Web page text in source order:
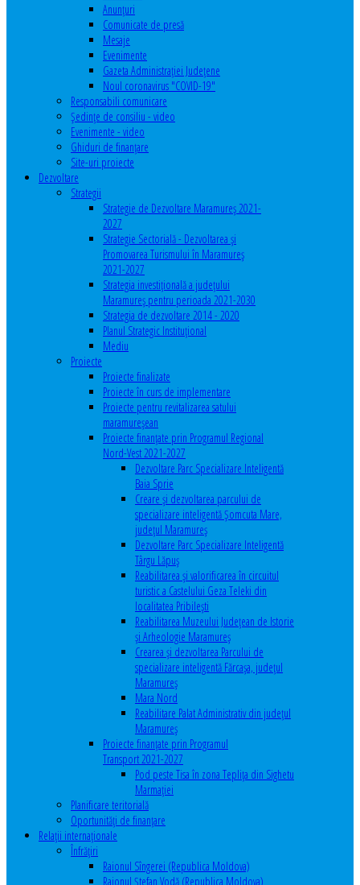
Anunţuri
Comunicate de presă
Mesaje
Evenimente
Gazeta Administraţiei Judeţene
Noul coronavirus "COVID-19"
Responsabili comunicare
Şedinţe de consiliu - video
Evenimente - video
Ghiduri de finanţare
Site-uri proiecte
Dezvoltare
Strategii
Strategie de Dezvoltare Maramureș 2021-
2027
Strategie Sectorială - Dezvoltarea și
Promovarea Turismului în Maramureș
2021-2027
Strategia investiţională a județului
Maramureș pentru perioada 2021-2030
Strategia de dezvoltare 2014 - 2020
Planul Strategic Instituţional
Mediu
Proiecte
Proiecte finalizate
Proiecte în curs de implementare
Proiecte pentru revitalizarea satului
maramureşean
Proiecte finanțate prin Programul Regional
Nord-Vest 2021-2027
Dezvoltare Parc Specializare Inteligentă
Baia Sprie
Creare și dezvoltarea parcului de
specializare inteligentă Șomcuta Mare,
județul Maramureș
Dezvoltare Parc Specializare Inteligentă
Târgu Lăpuș
Reabilitarea și valorificarea în circuitul
turistic a Castelului Geza Teleki din
localitatea Pribilești
Reabilitarea Muzeului Județean de Istorie
și Arheologie Maramureș
Crearea și dezvoltarea Parcului de
specializare inteligentă Fărcașa, județul
Maramureș
Mara Nord
Reabilitare Palat Administrativ din județul
Maramureș
Proiecte finanțate prin Programul
Transport 2021-2027
Pod peste Tisa în zona Teplița din Sighetu
Marmației
Planificare teritorială
Oportunităţi de finanţare
Relaţii internaţionale
Înfrăţiri
Raionul Sîngerei (Republica Moldova)
Raionul Ștefan Vodă (Republica Moldova)